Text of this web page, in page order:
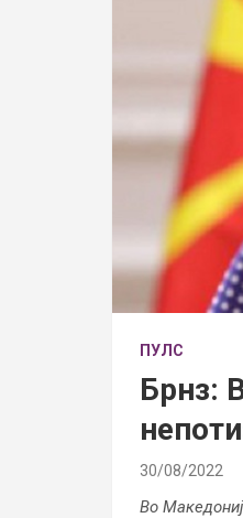
ПУЛС
Брнз:
30/08/2022
Во